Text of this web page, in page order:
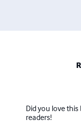
Did you love
readers!